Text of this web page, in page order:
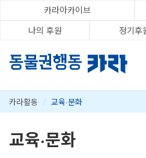
카라아카이브
나의 후원
정기후
카라활동 / 교육·문화
교육·문화